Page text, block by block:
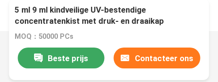
5 ml 9 ml kindveilige UV-bestendige
concentratenkist met druk- en draaikap
MOQ：50000 PCs
Beste prijs Contacteer ons